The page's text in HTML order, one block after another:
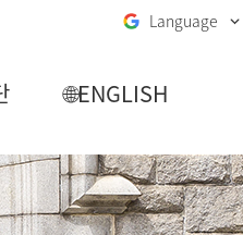
Language
🌐ENGLISH